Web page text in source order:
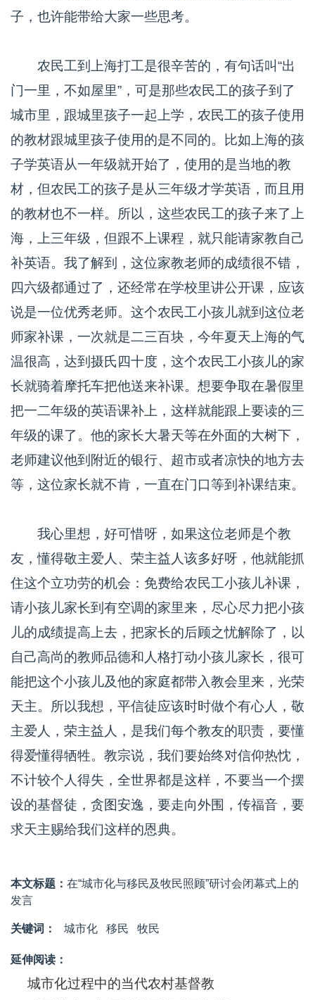
子，也许能带给大家一些思考。
农民工到上海打工是很辛苦的，有句话叫“出
门一里，不如屋里”，可是那些农民工的孩子到了
城市里，跟城里孩子一起上学，农民工的孩子使用
的教材跟城里孩子使用的是不同的。比如上海的孩
子学英语从一年级就开始了，使用的是当地的教
材，但农民工的孩子是从三年级才学英语，而且用
的教材也不一样。所以，这些农民工的孩子来了上
海，上三年级，但跟不上课程，就只能请家教自己
补英语。我了解到，这位家教老师的成绩很不错，
四六级都通过了，还经常在学校里讲公开课，应该
说是一位优秀老师。这个农民工小孩儿就到这位老
师家补课，一次就是二三百块，今年夏天上海的气
温很高，达到摄氏四十度，这个农民工小孩儿的家
长就骑着摩托车把他送来补课。想要争取在暑假里
把一二年级的英语课补上，这样就能跟上要读的三
年级的课了。他的家长大暑天等在外面的大树下，
老师建议他到附近的银行、超市或者凉快的地方去
等，这位家长就不肯，一直在门口等到补课结束。
我心里想，好可惜呀，如果这位老师是个教
友，懂得敬主爱人、荣主益人该多好呀，他就能抓
住这个立功劳的机会：免费给农民工小孩儿补课，
请小孩儿家长到有空调的家里来，尽心尽力把小孩
儿的成绩提高上去，把家长的后顾之忧解除了，以
自己高尚的教师品德和人格打动小孩儿家长，很可
能把这个小孩儿及他的家庭都带入教会里来，光荣
天主。所以我想，平信徒应该时时做个有心人，敬
主爱人，荣主益人，是我们每个教友的职责，要懂
得爱懂得牺牲。教宗说，我们要始终对信仰热忱，
不计较个人得失，全世界都是这样，不要当一个摆
设的基督徒，贪图安逸，要走向外围，传福音，要
求天主赐给我们这样的恩典。
本文标题： 在“城市化与移民及牧民照顾”研讨会闭幕式上的
发言
关键词： 城市化 移民 牧民
延伸阅读：
城市化过程中的当代农村基督教